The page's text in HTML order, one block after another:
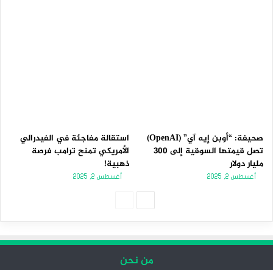
صحيفة: “أوبن إيه آي” (OpenAI)
تصل قيمتها السوقية إلى 300
مليار دولار
أغسطس 2, 2025
استقالة مفاجئة في الفيدرالي
الأمريكي تمنح ترامب فرصة
ذهبية!
أغسطس 2, 2025
من نحن